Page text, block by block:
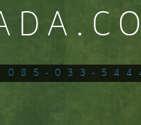
033-
033-
033-
033-
033-
033-
033-